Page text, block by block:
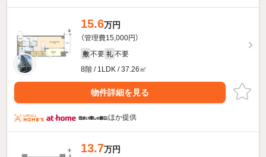
15.6万円
（管理費15,000円）
敷 不要 礼 不要
8階 / 1LDK / 37.26㎡
物件詳細を見る
ほか提供
13.7万円